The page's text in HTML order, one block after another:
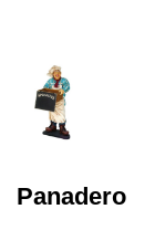
Panadero